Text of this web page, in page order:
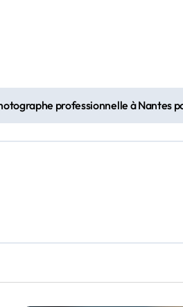
professionnelle à Nantes